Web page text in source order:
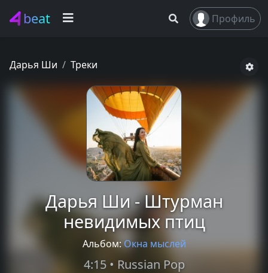
beat Профиль
Дарья Ши Треки
Дарья Ши - Штурман
невидимых птиц
Альбом:Окна мыслей
4:15 • Russian Pop